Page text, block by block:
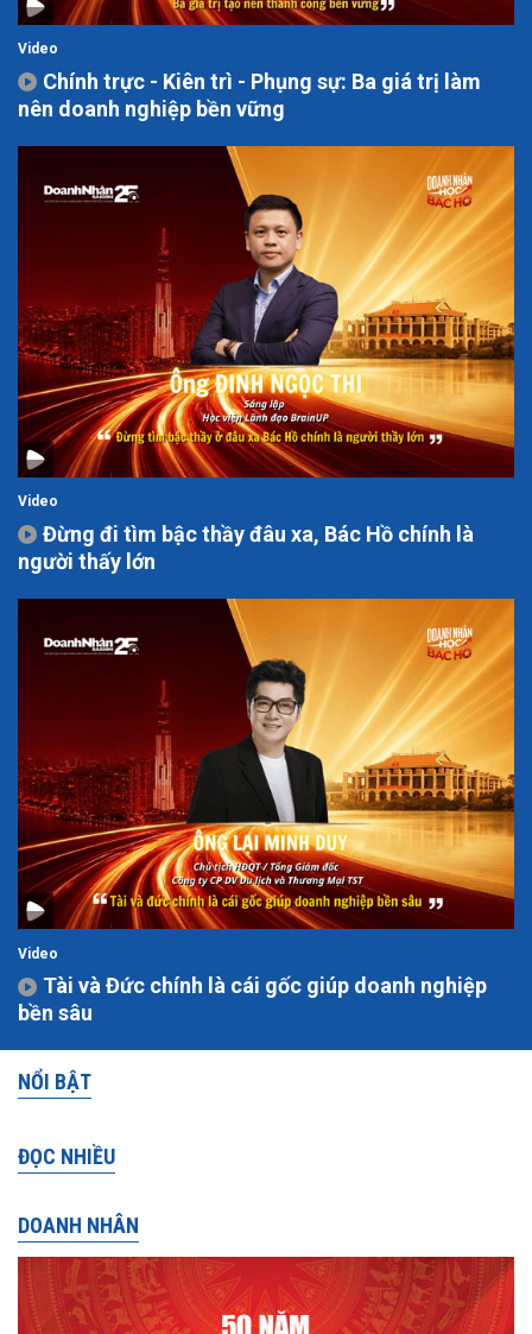
Video
Chính trực - Kiên trì - Phụng sự: Ba giá trị làm
nên doanh nghiệp bền vững
Video
Đừng đi tìm bậc thầy đâu xa, Bác Hồ chính là
người thấy lớn
Video
Tài và Đức chính là cái gốc giúp doanh nghiệp
bền sâu
NỔI BẬT
ĐỌC NHIỀU
DOANH NHÂN